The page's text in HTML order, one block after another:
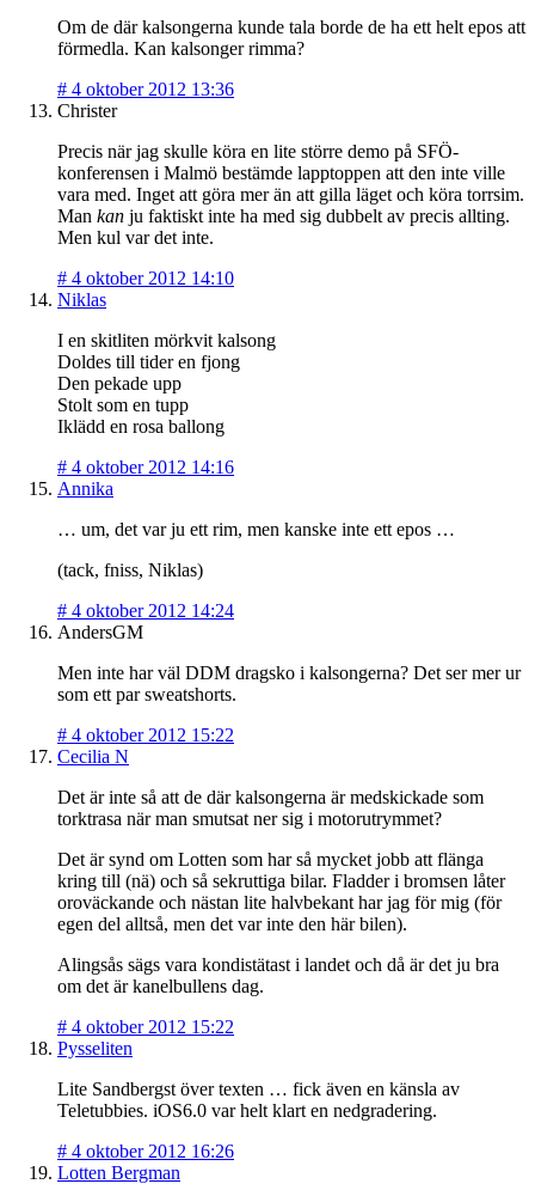
Om de där kalsongerna kunde tala borde de ha ett helt epos att
förmedla. Kan kalsonger rimma?
# 4 oktober 2012 13:36
Christer
Precis när jag skulle köra en lite större demo på SFÖ-
konferensen i Malmö bestämde lapptoppen att den inte ville
vara med. Inget att göra mer än att gilla läget och köra torrsim.
Man kan ju faktiskt inte ha med sig dubbelt av precis allting.
Men kul var det inte.
# 4 oktober 2012 14:10
Niklas
I en skitliten mörkvit kalsong
Doldes till tider en fjong
Den pekade upp
Stolt som en tupp
Iklädd en rosa ballong
# 4 oktober 2012 14:16
Annika
… um, det var ju ett rim, men kanske inte ett epos …
(tack, fniss, Niklas)
# 4 oktober 2012 14:24
AndersGM
Men inte har väl DDM dragsko i kalsongerna? Det ser mer ur
som ett par sweatshorts.
# 4 oktober 2012 15:22
Cecilia N
Det är inte så att de där kalsongerna är medskickade som
torktrasa när man smutsat ner sig i motorutrymmet?
Det är synd om Lotten som har så mycket jobb att flänga
kring till (nä) och så sekruttiga bilar. Fladder i bromsen låter
oroväckande och nästan lite halvbekant har jag för mig (för
egen del alltså, men det var inte den här bilen).
Alingsås sägs vara kondistätast i landet och då är det ju bra
om det är kanelbullens dag.
# 4 oktober 2012 15:22
Pysseliten
Lite Sandbergst över texten … fick även en känsla av
Teletubbies. iOS6.0 var helt klart en nedgradering.
# 4 oktober 2012 16:26
Lotten Bergman